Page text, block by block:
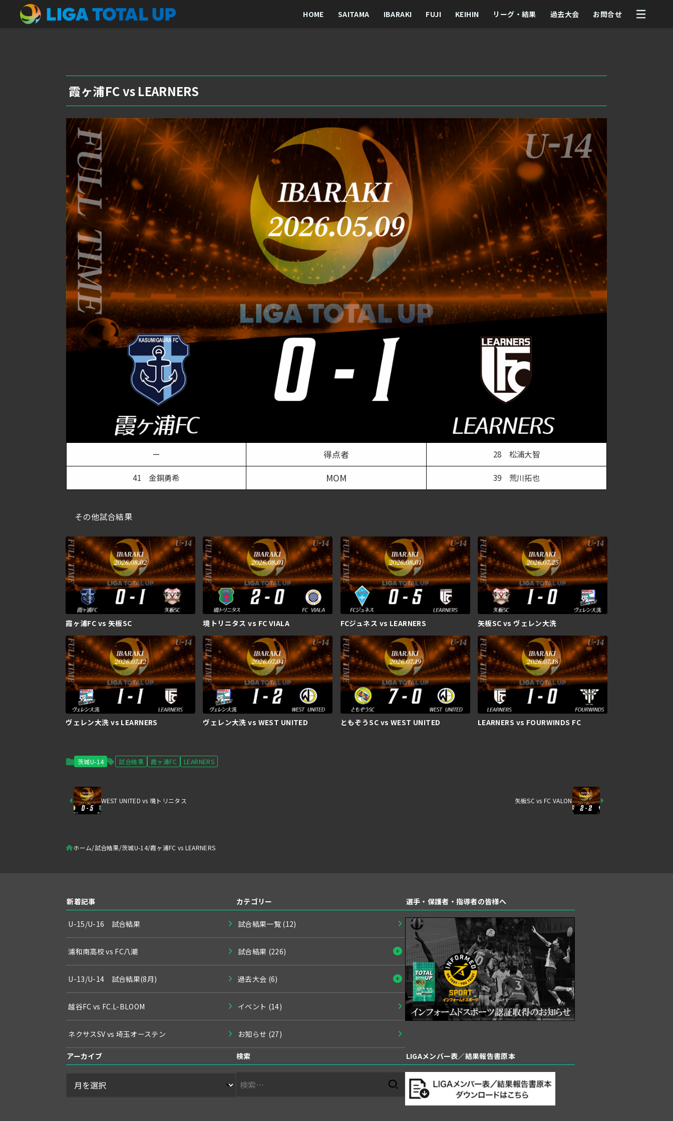
HOME SAITAMA IBARAKI FUJI KEIHIN リーグ・結果 過去大会 お問合せ
霞ヶ浦FC vs LEARNERS
ー 得点者 28 松浦大智
41 金銅勇希 MOM 39 荒川拓也
その他試合結果
霞ヶ浦FC vs 矢板SC 境トリニタス vs FC VIALA FCジュネス vs LEARNERS 矢板SC vs ヴェレン大洗
ヴェレン大洗 vs LEARNERS ヴェレン大洗 vs WEST UNITED ともぞうSC vs WEST UNITED LEARNERS vs FOURWINDS FC
茨城U-14 試合結果 霞ヶ浦FC LEARNERS
WEST UNITED vs 境トリニタス 矢板SC vs FC VALON
ホーム 試合結果 茨城U-14 霞ヶ浦FC vs LEARNERS
新着記事
U-15/U-16 試合結果
浦和南高校 vs FC八潮
U-13/U-14 試合結果(8月)
越谷FC vs FC.L-BLOOM
ネクサスSV vs 埼玉オーステン
カテゴリー
試合結果一覧 (12)
試合結果 (226)
過去大会 (6)
イベント (14)
お知らせ (27)
選手・保護者・指導者の皆様へ
アーカイブ 検索 LIGAメンバー表／結果報告書原本